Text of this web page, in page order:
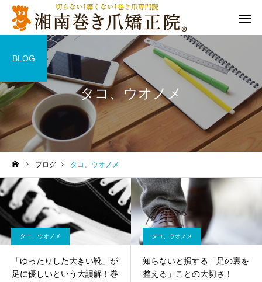
タコ、ウオノメ
BLOG
ブログ タコ、ウオノメ
タコ、ウオノメ
「ゆったりした大きい靴」が
足に優しいという大誤解！巻
タコ、ウオノメ
知らないと損する「足の裏を
整える」ことの大切さ！